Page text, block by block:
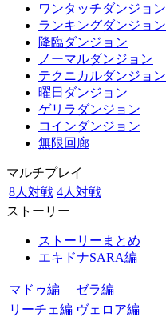
ワンタッチダンジョン
ランキングダンジョン
降臨ダンジョン
ノーマルダンジョン
テクニカルダンジョン
曜日ダンジョン
ゲリラダンジョン
コインダンジョン
無限回廊
マルチプレイ
8人対戦 4人対戦
ストーリー
ストーリーまとめ
エキドナSARA編
マドゥ編
ゼラ編
リーチェ編 ヴェロア編